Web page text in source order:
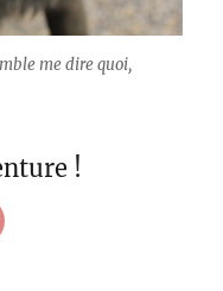
me dire quoi,
!